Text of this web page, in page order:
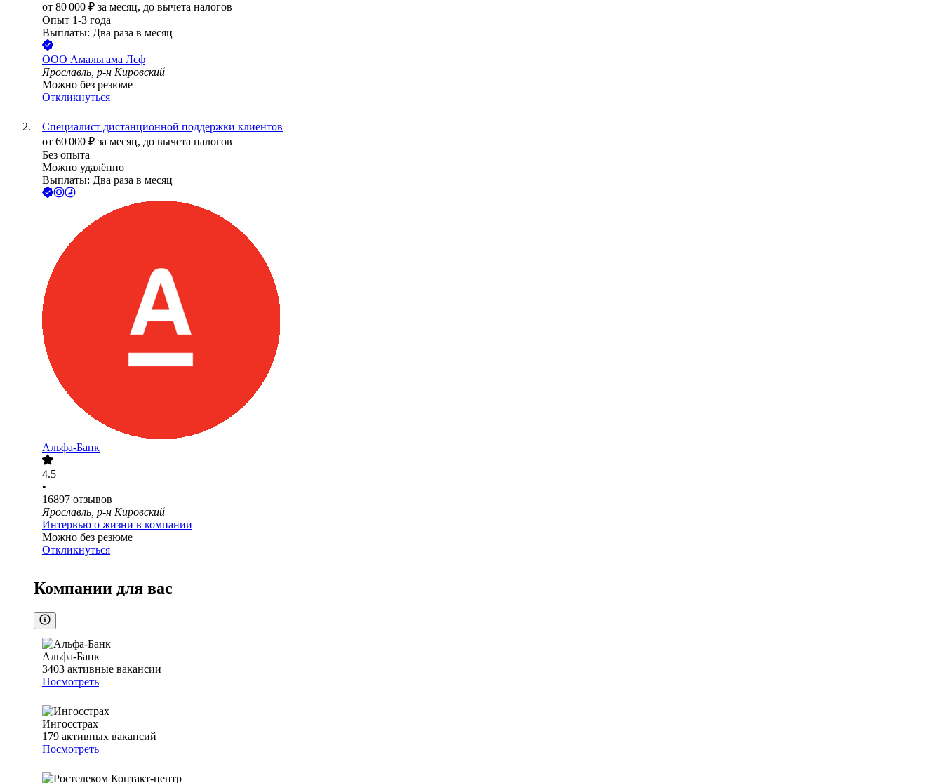
от 80 000 ₽ за месяц, до вычета налогов
Опыт 1-3 года
Выплаты: Два раза в месяц
ООО Амальгама Лсф
Ярославль, р-н Кировский
Можно без резюме
Откликнуться
Специалист дистанционной поддержки клиентов
от 60 000 ₽ за месяц, до вычета налогов
Без опыта
Можно удалённо
Выплаты: Два раза в месяц
Альфа-Банк
4.5
•
16897 отзывов
Ярославль, р-н Кировский
Интервью о жизни в компании
Можно без резюме
Откликнуться
Компании для вас
Альфа-Банк
3403 активные вакансии
Посмотреть
Ингосстрах
179 активных вакансий
Посмотреть